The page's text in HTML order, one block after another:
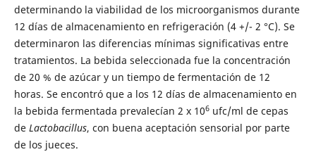
determinando la viabilidad de los microorganismos durante
12 días de almacenamiento en refrigeración (4 +/- 2 °C). Se
determinaron las diferencias mínimas significativas entre
tratamientos. La bebida seleccionada fue la concentración
de 20 % de azúcar y un tiempo de fermentación de 12
horas. Se encontró que a los 12 días de almacenamiento en
la bebida fermentada prevalecían 2 x 106ufc/ml de cepas
de Lactobacillus, con buena aceptación sensorial por parte
de los jueces.